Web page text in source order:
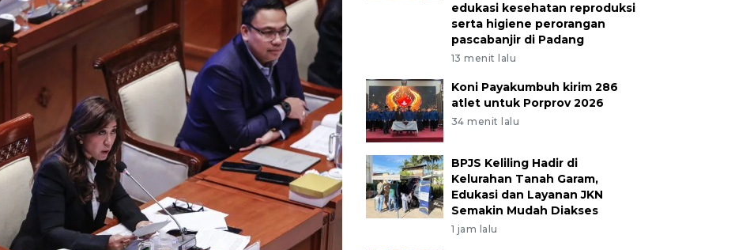
edukasi kesehatan reproduksi
serta higiene perorangan
pascabanjir di Padang
13 menit lalu
Koni Payakumbuh kirim 286
atlet untuk Porprov 2026
34 menit lalu
BPJS Keliling Hadir di
Kelurahan Tanah Garam,
Edukasi dan Layanan JKN
Semakin Mudah Diakses
1 jam lalu